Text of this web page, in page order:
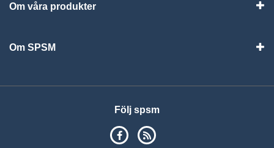
Om våra produkter
Om SPSM
Följ spsm
SPSM på Facebook